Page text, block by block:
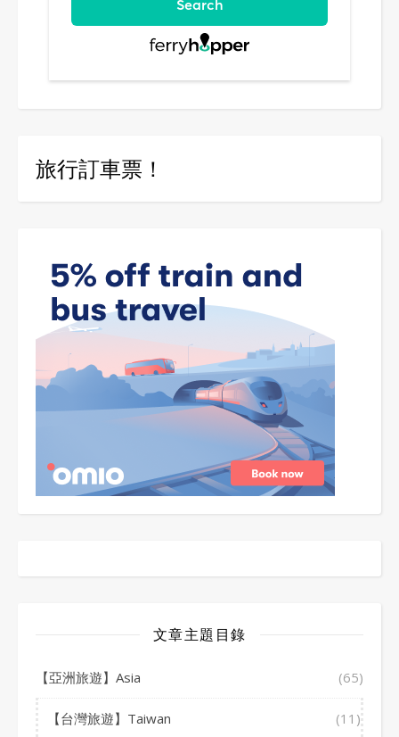
旅行訂車票！
文章主題目錄
【亞洲旅遊】Asia (65)
【台灣旅遊】Taiwan (11)